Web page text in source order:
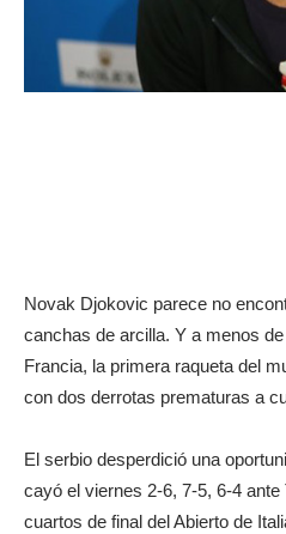
Novak Djokovic parece no
canchas de arcilla. Y a menos
Francia, la primera raqueta del
con dos derrotas prematuras a
El serbio desperdició una
cayó el viernes 2-6, 7-5, 6-4
cuartos de final del Abierto de